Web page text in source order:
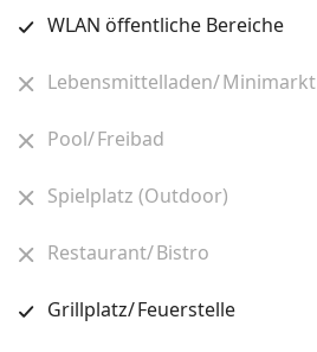
WLAN öffentliche Bereiche
Lebensmittelladen/ Minimarkt
Pool/ Freibad
Spielplatz (Outdoor)
Restaurant/ Bistro
Grillplatz/ Feuerstelle